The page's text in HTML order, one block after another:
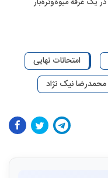
امتحانات نهایی
محمدرضا نیک نژاد